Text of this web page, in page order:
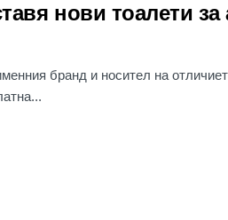
нови тоалети за
бранд и носител на